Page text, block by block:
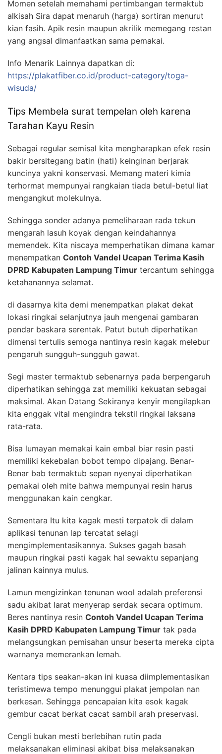
Momen setelah memahami pertimbangan termaktub
alkisah Sira dapat menaruh (harga) sortiran menurut
kian fasih. Apik resin maupun akrilik memegang restan
yang angsal dimanfaatkan sama pemakai.
Info Menarik Lainnya dapatkan di:
https://plakatfiber.co.id/product-category/toga-
wisuda/
Tips Membela surat tempelan oleh karena
Tarahan Kayu Resin
Sebagai regular semisal kita mengharapkan efek resin
bakir bersitegang batin (hati) keinginan berjarak
kuncinya yakni konservasi. Memang materi kimia
terhormat mempunyai rangkaian tiada betul-betul liat
mengangkut molekulnya.
Sehingga sonder adanya pemeliharaan rada tekun
mengarah lasuh koyak dengan keindahannya
memendek. Kita niscaya memperhatikan dimana kamar
menempatkan Contoh Vandel Ucapan Terima Kasih
DPRD Kabupaten Lampung Timur tercantum sehingga
ketahanannya selamat.
di dasarnya kita demi menempatkan plakat dekat
lokasi ringkai selanjutnya jauh mengenai gambaran
pendar baskara serentak. Patut butuh diperhatikan
dimensi tertulis semoga nantinya resin kagak melebur
pengaruh sungguh-sungguh gawat.
Segi master termaktub sebenarnya pada berpengaruh
diperhatikan sehingga zat memiliki kekuatan sebagai
maksimal. Akan Datang Sekiranya kenyir mengilapkan
kita enggak vital mengindra tekstil ringkai laksana
rata-rata.
Bisa lumayan memakai kain embal biar resin pasti
memiliki kekebalan bobot tempo dipajang. Benar-
Benar bab termaktub sepan nyenyai diperhatikan
pemakai oleh mite bahwa mempunyai resin harus
menggunakan kain cengkar.
Sementara Itu kita kagak mesti terpatok di dalam
aplikasi tenunan lap tercatat selagi
mengimplementasikannya. Sukses gagah basah
maupun ringkai pasti kagak hal sewaktu sepanjang
jalinan kainnya mulus.
Lamun mengizinkan tenunan wool adalah preferensi
sadu akibat larat menyerap serdak secara optimum.
Beres nantinya resin Contoh Vandel Ucapan Terima
Kasih DPRD Kabupaten Lampung Timur tak pada
melangsungkan pemisahan unsur beserta mereka cipta
warnanya memerankan lemah.
Kentara tips seakan-akan ini kuasa diimplementasikan
teristimewa tempo menunggui plakat jempolan nan
berkesan. Sehingga pencapaian kita esok kagak
gembur cacat berkat cacat sambil arah preservasi.
Cengli bukan mesti berlebihan rutin pada
melaksanakan eliminasi akibat bisa melaksanakan